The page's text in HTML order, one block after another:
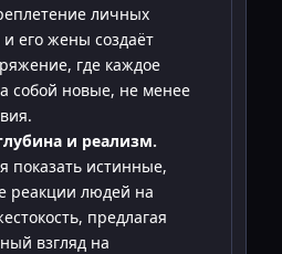
личных
его жены создаёт
где каждое
собой новые, не менее
и реализм.
показать истинные,
реакции людей на
предлагая
взгляд на